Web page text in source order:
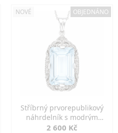
NOVÉ OBJEDNÁNO
Stříbrný prvorepublikový
náhrdelník s modrým
spinelem
2 600 Kč